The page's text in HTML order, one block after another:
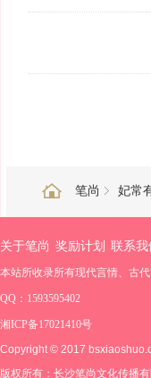
笔尚 妃常
关于笔尚 奖励计划 联系我
本站所收录所有现代言情、古
QQ：1593595402
湘ICP备17021410号
Copyright © 2017
版权所有：长沙笔尚文化传播